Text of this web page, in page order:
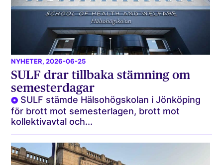
NYHETER, 2026-06-25
SULF drar tillbaka stämning om
semesterdagar
SULF stämde Hälsohögskolan i Jönköping
för brott mot semesterlagen, brott mot
kollektivavtal och...